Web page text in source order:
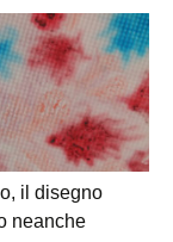
il disegno
neanche